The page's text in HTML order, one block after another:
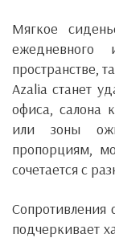
Мягкое
ежедневного
пространстве,
Azalia станет
офиса, салона
или зоны
пропорциям,
сочетается с
Сопротивления
подчеркивает